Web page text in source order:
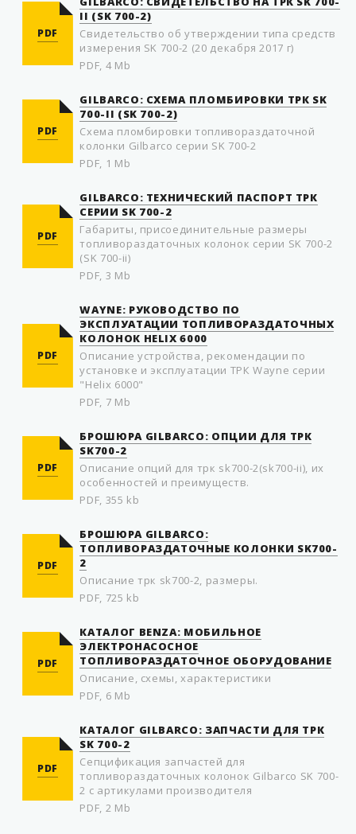
PDF
II (SK 700-2)
Свидетельство об утверждении типа средств
измерения SK 700-2 (20 декабря 2017 г)
PDF, 4 Mb
PDF
GILBARCO: СХЕМА ПЛОМБИРОВКИ ТРК SK
700-II (SK 700-2)
Схема пломбировки топливораздаточной
колонки Gilbarco серии SK 700-2
PDF, 1 Mb
PDF
GILBARCO: ТЕХНИЧЕСКИЙ ПАСПОРТ ТРК
СЕРИИ SK 700-2
Габариты, присоединительные размеры
топливораздаточных колонок серии SK 700-2
(SK 700-ii)
PDF, 3 Mb
PDF
WAYNE: РУКОВОДСТВО ПО
ЭКСПЛУАТАЦИИ ТОПЛИВОРАЗДАТОЧНЫХ
КОЛОНОК HELIX 6000
Описание устройства, рекомендации по
установке и эксплуатации ТРК Wayne серии
"Helix 6000"
PDF, 7 Mb
PDF
БРОШЮРА GILBARCO: ОПЦИИ ДЛЯ ТРК
SK700-2
Описание опций для трк sk700-2(sk700-ii), их
особенностей и преимуществ.
PDF, 355 kb
PDF
БРОШЮРА GILBARCO:
ТОПЛИВОРАЗДАТОЧНЫЕ КОЛОНКИ SK700-
2
Описание трк sk700-2, размеры.
PDF, 725 kb
PDF
КАТАЛОГ BENZA: МОБИЛЬНОЕ
ЭЛЕКТРОНАСОСНОЕ
ТОПЛИВОРАЗДАТОЧНОЕ ОБОРУДОВАНИЕ
Описание, схемы, характеристики
PDF, 6 Mb
PDF
КАТАЛОГ GILBARCO: ЗАПЧАСТИ ДЛЯ ТРК
SK 700-2
Сепцификация запчастей для
топливораздаточных колонок Gilbarco SK 700-
2 c артикулами производителя
PDF, 2 Mb